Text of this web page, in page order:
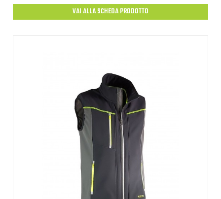
VAI ALLA SCHEDA PRODOTTO